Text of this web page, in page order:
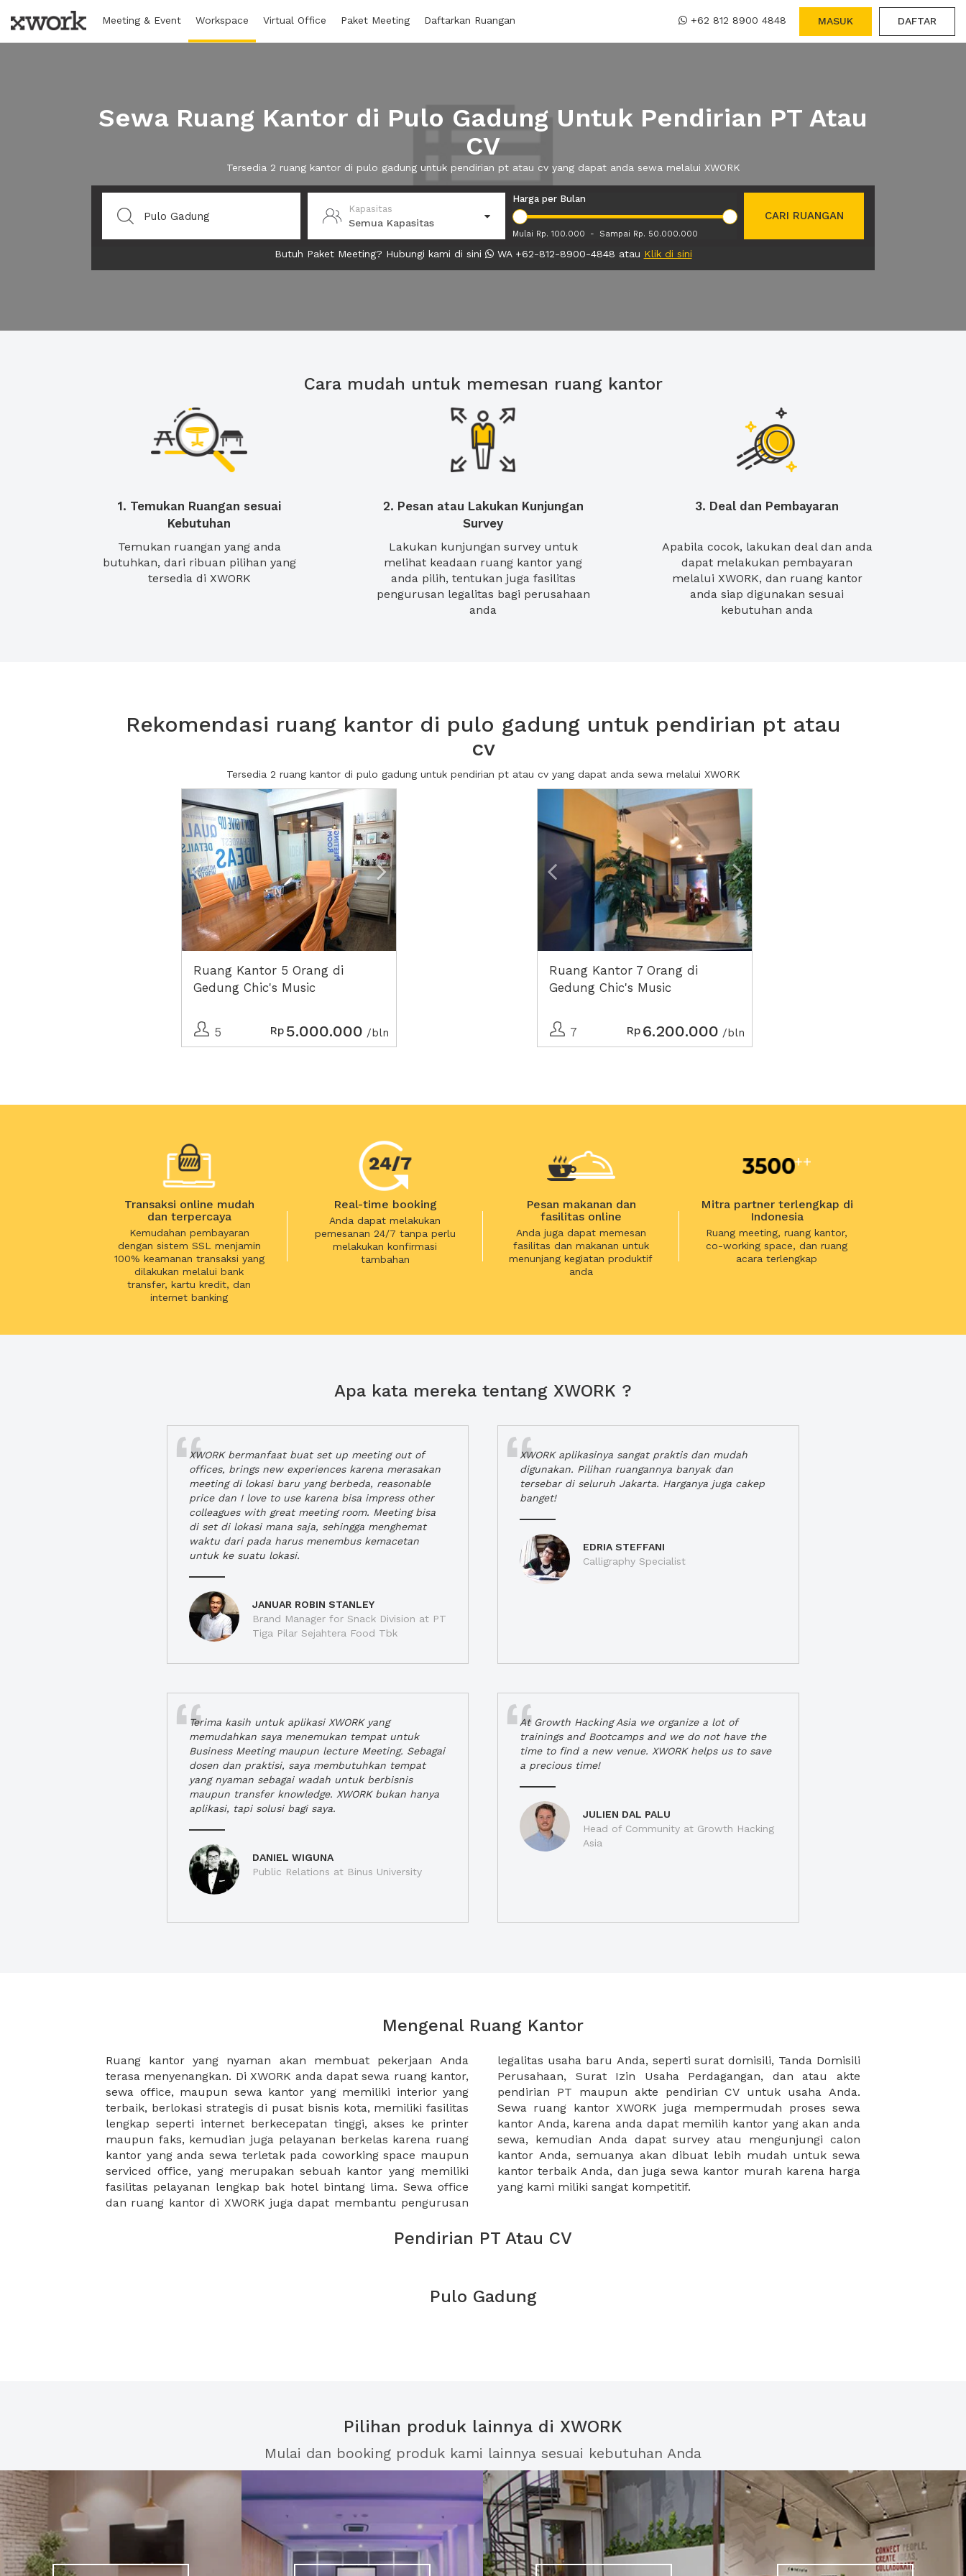
Meeting & Event Workspace Virtual Office Paket Meeting Daftarkan Ruangan +62 812 8900 4848 MASUK DAFTAR
Sewa Ruang Kantor di Pulo Gadung Untuk Pendirian PT Atau
CV
Tersedia 2 ruang kantor di pulo gadung untuk pendirian pt atau cv yang dapat anda sewa melalui XWORK
Kapasitas
Semua Kapasitas
Harga per Bulan
Mulai Rp. 100.000 - Sampai Rp. 50.000.000
CARI RUANGAN
Butuh Paket Meeting? Hubungi kami di sini WA +62-812-8900-4848 atau Klik di sini
Cara mudah untuk memesan ruang kantor
1. Temukan Ruangan sesuai
Kebutuhan
Temukan ruangan yang anda
butuhkan, dari ribuan pilihan yang
tersedia di XWORK
2. Pesan atau Lakukan Kunjungan
Survey
Lakukan kunjungan survey untuk
melihat keadaan ruang kantor yang
anda pilih, tentukan juga fasilitas
pengurusan legalitas bagi perusahaan
anda
3. Deal dan Pembayaran
Apabila cocok, lakukan deal dan anda
dapat melakukan pembayaran
melalui XWORK, dan ruang kantor
anda siap digunakan sesuai
kebutuhan anda
Rekomendasi ruang kantor di pulo gadung untuk pendirian pt atau
cv
Tersedia 2 ruang kantor di pulo gadung untuk pendirian pt atau cv yang dapat anda sewa melalui XWORK
Previous
Ruang Kantor 5 Orang di
Gedung Chic's Music
5 Rp 5.000.000 /bln
Previous Next2
Ruang Kantor 7 Orang di
Gedung Chic's Music
7 Rp 6.200.000 /bln
Transaksi online mudah
dan terpercaya
Kemudahan pembayaran
dengan sistem SSL menjamin
100% keamanan transaksi yang
dilakukan melalui bank
transfer, kartu kredit, dan
internet banking
Real-time booking
Anda dapat melakukan
pemesanan 24/7 tanpa perlu
melakukan konfirmasi
tambahan
Pesan makanan dan
fasilitas online
Anda juga dapat memesan
fasilitas dan makanan untuk
menunjang kegiatan produktif
anda
Mitra partner terlengkap di
Indonesia
Ruang meeting, ruang kantor,
co-working space, dan ruang
acara terlengkap
Apa kata mereka tentang XWORK ?
XWORK bermanfaat buat set up meeting out of
offices, brings new experiences karena merasakan
meeting di lokasi baru yang berbeda, reasonable
price dan I love to use karena bisa impress other
colleagues with great meeting room. Meeting bisa
di set di lokasi mana saja, sehingga menghemat
waktu dari pada harus menembus kemacetan
untuk ke suatu lokasi.
JANUAR ROBIN STANLEY
Brand Manager for Snack Division at PT
Tiga Pilar Sejahtera Food Tbk
XWORK aplikasinya sangat praktis dan mudah
digunakan. Pilihan ruangannya banyak dan
tersebar di seluruh Jakarta. Harganya juga cakep
banget!
EDRIA STEFFANI
Calligraphy Specialist
Terima kasih untuk aplikasi XWORK yang
memudahkan saya menemukan tempat untuk
Business Meeting maupun lecture Meeting. Sebagai
dosen dan praktisi, saya membutuhkan tempat
yang nyaman sebagai wadah untuk berbisnis
maupun transfer knowledge. XWORK bukan hanya
aplikasi, tapi solusi bagi saya.
DANIEL WIGUNA
Public Relations at Binus University
At Growth Hacking Asia we organize a lot of
trainings and Bootcamps and we do not have the
time to find a new venue. XWORK helps us to save
a precious time!
JULIEN DAL PALU
Head of Community at Growth Hacking
Asia
Mengenal Ruang Kantor
Ruang kantor yang nyaman akan membuat pekerjaan Anda
terasa menyenangkan. Di XWORK anda dapat sewa ruang kantor,
sewa office, maupun sewa kantor yang memiliki interior yang
terbaik, berlokasi strategis di pusat bisnis kota, memiliki fasilitas
lengkap seperti internet berkecepatan tinggi, akses ke printer
maupun faks, kemudian juga pelayanan berkelas karena ruang
kantor yang anda sewa terletak pada coworking space maupun
serviced office, yang merupakan sebuah kantor yang memiliki
fasilitas pelayanan lengkap bak hotel bintang lima. Sewa office
dan ruang kantor di XWORK juga dapat membantu pengurusan
legalitas usaha baru Anda, seperti surat domisili, Tanda Domisili
Perusahaan, Surat Izin Usaha Perdagangan, dan atau akte
pendirian PT maupun akte pendirian CV untuk usaha Anda.
Sewa ruang kantor XWORK juga mempermudah proses sewa
kantor Anda, karena anda dapat memilih kantor yang akan anda
sewa, kemudian Anda dapat survey atau mengunjungi calon
kantor Anda, semuanya akan dibuat lebih mudah untuk sewa
kantor terbaik Anda, dan juga sewa kantor murah karena harga
yang kami miliki sangat kompetitif.
Pendirian PT Atau CV
Pulo Gadung
Pilihan produk lainnya di XWORK
Mulai dan booking produk kami lainnya sesuai kebutuhan Anda